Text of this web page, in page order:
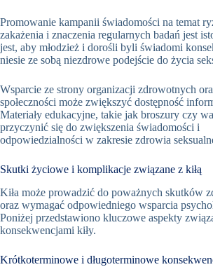
Promowanie kampanii świadomości na temat
zakażenia i znaczenia regularnych badań jest
jest, aby młodzież i dorośli byli świadomi
niesie ze sobą niezdrowe podejście do życia
Wsparcie ze strony organizacji zdrowotnych
społeczności może zwiększyć dostępność
Materiały edukacyjne, takie jak broszury czy
przyczynić się do zwiększenia świadomości i
odpowiedzialności w zakresie zdrowia
Skutki życiowe i komplikacje związane z kiłą
Kiła może prowadzić do poważnych skutków
oraz wymagać odpowiedniego wsparcia
Poniżej przedstawiono kluczowe aspekty
konsekwencjami kiły.
Krótkoterminowe i długoterminowe